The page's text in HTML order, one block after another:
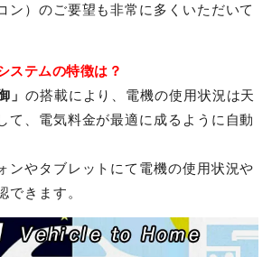
ン）のご要望も非常に多くいただいて
ステムの特徴は？
」 の搭載により、電機の使用状況は天
て、電気料金が最適に成るように自動
ンやタブレットにて電機の使用状況や
できます。